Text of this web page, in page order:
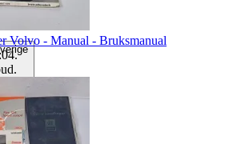
Volvo - Manual - Bruksmanual
.
.